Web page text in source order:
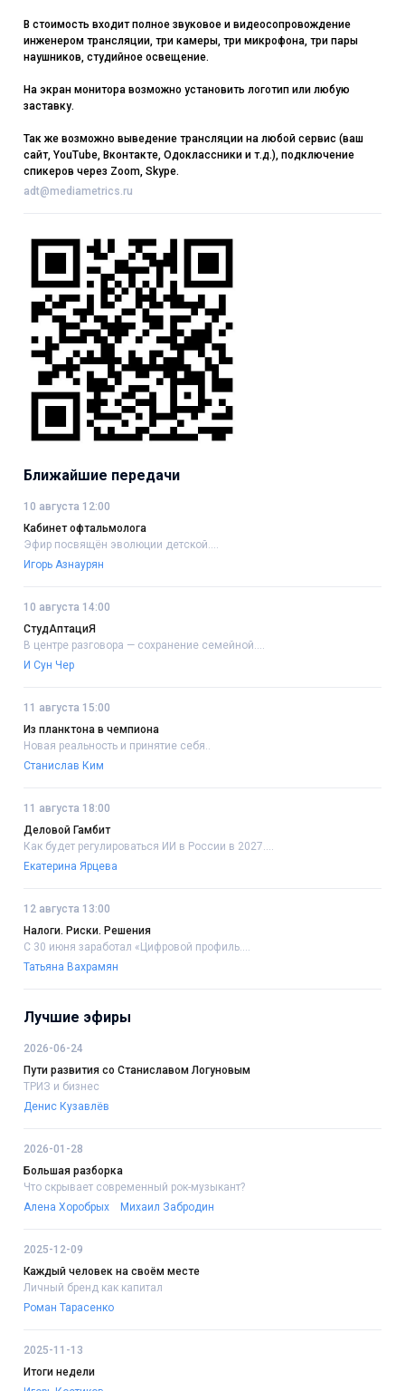
В стоимость входит полное звуковое и видеосопровождение
инженером трансляции, три камеры, три микрофона, три пары
наушников, студийное освещение.
На экран монитора возможно установить логотип или любую
заставку.
Так же возможно выведение трансляции на любой сервис (ваш
сайт, YouTube, Вконтакте, Одоклассники и т.д.), подключение
спикеров через Zoom, Skype.
adt@mediametrics.ru
Ближайшие передачи
10 августа 12:00
Кабинет офтальмолога
Эфир посвящён эволюции детской....
Игорь Азнаурян
10 августа 14:00
СтудАптациЯ
В центре разговора — сохранение семейной....
И Сун Чер
11 августа 15:00
Из планктона в чемпиона
Новая реальность и принятие себя..
Станислав Ким
11 августа 18:00
Деловой Гамбит
Как будет регулироваться ИИ в России в 2027....
Екатерина Ярцева
12 августа 13:00
Налоги. Риски. Решения
С 30 июня заработал «Цифровой профиль....
Татьяна Вахрамян
Лучшие эфиры
2026-06-24
Пути развития со Станиславом Логуновым
ТРИЗ и бизнес
Денис Кузавлёв
2026-01-28
Большая разборка
Что скрывает современный рок-музыкант?
Алена Хоробрых
Михаил Забродин
2025-12-09
Каждый человек на своём месте
Личный бренд как капитал
Роман Тарасенко
2025-11-13
Итоги недели